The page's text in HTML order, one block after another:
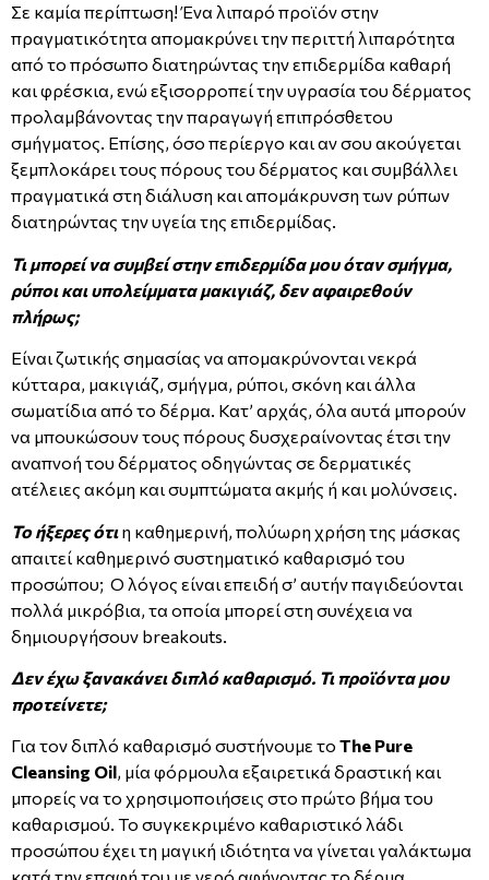
Σε καμία περίπτωση! Ένα λιπαρό προϊόν στην
πραγματικότητα απομακρύνει την περιττή λιπαρότητα
από το πρόσωπο διατηρώντας την επιδερμίδα καθαρή
και φρέσκια, ενώ εξισορροπεί την υγρασία του δέρματος
προλαμβάνοντας την παραγωγή επιπρόσθετου
σμήγματος. Επίσης, όσο περίεργο και αν σου ακούγεται
ξεμπλοκάρει τους πόρους του δέρματος και συμβάλλει
πραγματικά στη διάλυση και απομάκρυνση των ρύπων
διατηρώντας την υγεία της επιδερμίδας.
Τι μπορεί να συμβεί στην επιδερμίδα μου όταν σμήγμα,
ρύποι και υπολείμματα μακιγιάζ, δεν αφαιρεθούν
πλήρως;
Είναι ζωτικής σημασίας να απομακρύνονται νεκρά
κύτταρα, μακιγιάζ, σμήγμα, ρύποι, σκόνη και άλλα
σωματίδια από το δέρμα. Κατ’ αρχάς, όλα αυτά μπορούν
να μπουκώσουν τους πόρους δυσχεραίνοντας έτσι την
αναπνοή του δέρματος οδηγώντας σε δερματικές
ατέλειες ακόμη και συμπτώματα ακμής ή και μολύνσεις.
Το ήξερες ότιη καθημερινή, πολύωρη χρήση της μάσκας
απαιτεί καθημερινό συστηματικό καθαρισμό του
προσώπου; Ο λόγος είναι επειδή σ’ αυτήν παγιδεύονται
πολλά μικρόβια, τα οποία μπορεί στη συνέχεια να
δημιουργήσουν breakouts.
Δεν έχω ξανακάνει διπλό καθαρισμό. Τι προϊόντα μου
προτείνετε;
Για τον διπλό καθαρισμό συστήνουμε το The Pure
Cleansing Oil, μία φόρμουλα εξαιρετικά δραστική και
μπορείς να το χρησιμοποιήσεις στο πρώτο βήμα του
καθαρισμού. Το συγκεκριμένο καθαριστικό λάδι
προσώπου έχει τη μαγική ιδιότητα να γίνεται γαλάκτωμα